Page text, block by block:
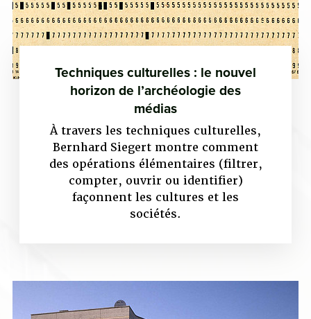
Techniques culturelles : le nouvel
horizon de l’archéologie des
médias
À travers les techniques culturelles,
Bernhard Siegert montre comment
des opérations élémentaires (filtrer,
compter, ouvrir ou identifier)
façonnent les cultures et les
sociétés.